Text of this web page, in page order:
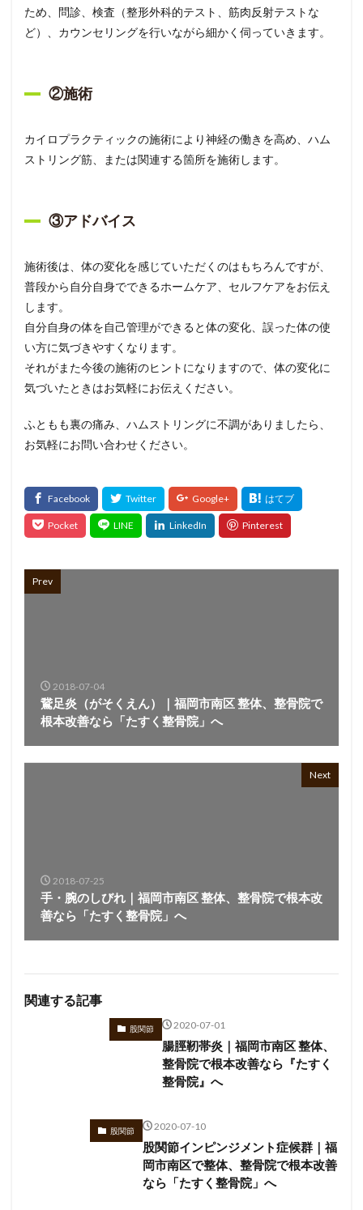
ため、問診、検査（整形外科的テスト、筋肉反射テストな
ど）、カウンセリングを行いながら細かく伺っていきます。
②施術
カイロプラクティックの施術により神経の働きを高め、ハム
ストリング筋、または関連する箇所を施術します。
③アドバイス
施術後は、体の変化を感じていただくのはもちろんですが、
普段から自分自身でできるホームケア、セルフケアをお伝え
します。
自分自身の体を自己管理ができると体の変化、誤った体の使
い方に気づきやすくなります。
それがまた今後の施術のヒントになりますので、体の変化に
気づいたときはお気軽にお伝えください。
ふともも裏の痛み、ハムストリングに不調がありましたら、
お気軽にお問い合わせください。
Prev
2018-07-04
鵞足炎（がそくえん）｜福岡市南区 整体、整骨院で
根本改善なら「たすく整骨院」へ
Next
2018-07-25
手・腕のしびれ｜福岡市南区 整体、整骨院で根本改
善なら「たすく整骨院」へ
関連する記事
股関節 2020-07-01
腸脛靭帯炎｜福岡市南区 整体、
整骨院で根本改善なら『たすく
整骨院』へ
股関節 2020-07-10
股関節インピンジメント症候群｜福
岡市南区で整体、整骨院で根本改善
なら「たすく整骨院」へ